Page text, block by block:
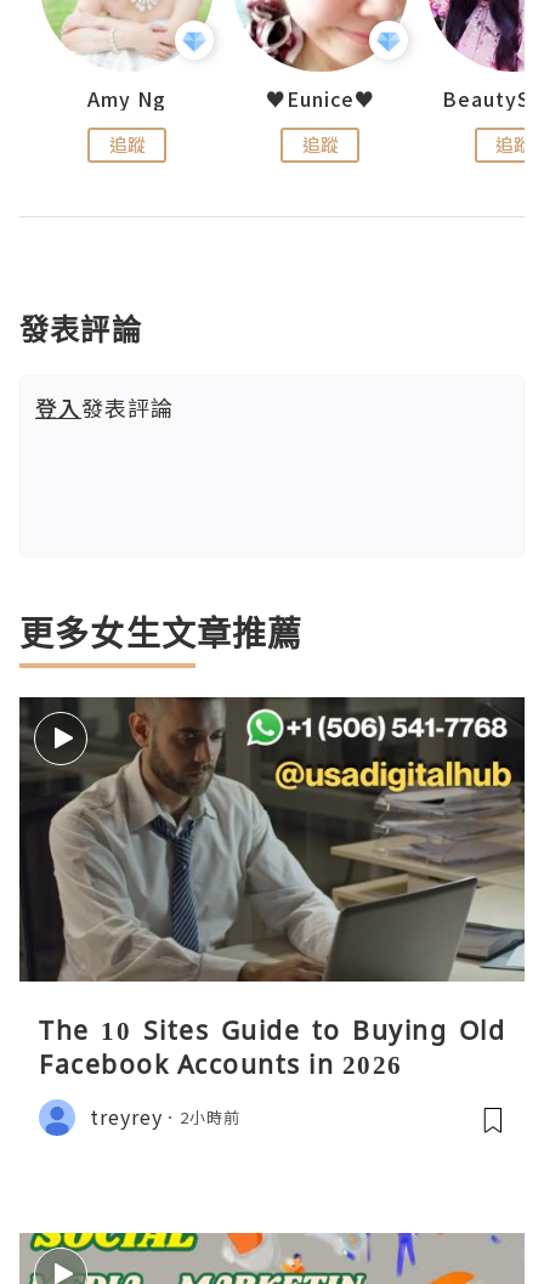
Amy Ng
追蹤
♥Eunice♥
追蹤 追蹤
發表評論
登入發表評論
更多女生文章推薦
The 10 Sites Guide to Buying Old
Facebook Accounts in 2026
treyrey 2小時前